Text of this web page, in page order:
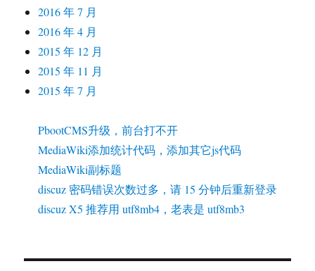
2016 年 7 月
2016 年 4 月
2015 年 12 月
2015 年 11 月
2015 年 7 月
PbootCMS升级，前台打不开
MediaWiki添加统计代码，添加其它js代码
MediaWiki副标题
discuz 密码错误次数过多，请 15 分钟后重新登录
discuz X5 推荐用 utf8mb4，老表是 utf8mb3